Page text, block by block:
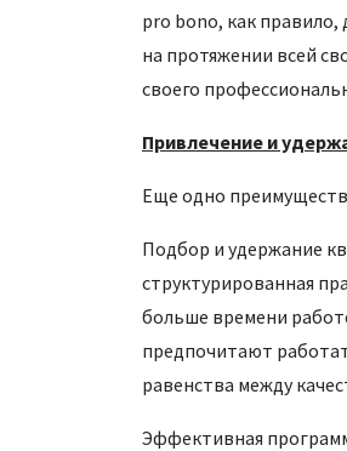
pro bono, как
на протяжении всей
своего
Привлечение и
Еще одно
Подбор и удержание
структурированная
больше времени
предпочитают
равенства между
Эффективная